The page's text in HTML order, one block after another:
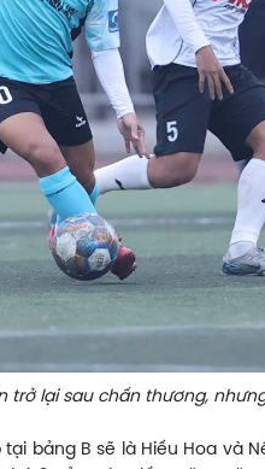
lại sau chấn thương,
bảng B sẽ là Hiếu Hoa